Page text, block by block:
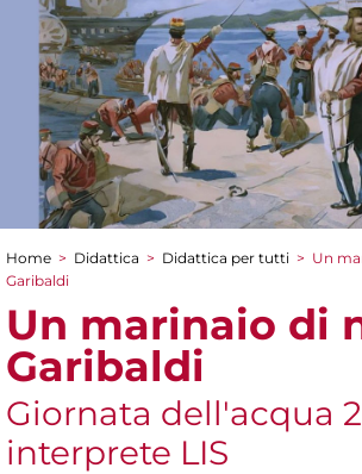
Tu sei qui
Home > Didattica > Didattica per tutti > Un
Garibaldi
Un marinaio di
Garibaldi
Giornata dell'acqua
interprete LIS